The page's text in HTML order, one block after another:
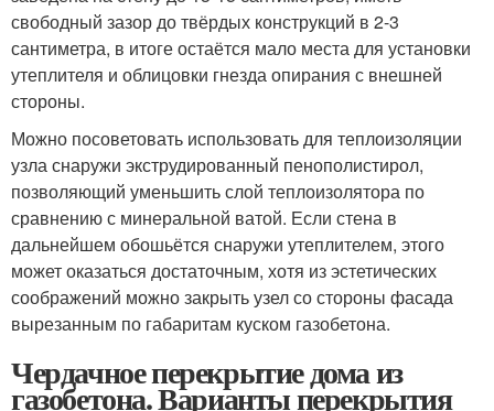
свободный зазор до твёрдых конструкций в 2-3
сантиметра, в итоге остаётся мало места для установки
утеплителя и облицовки гнезда опирания с внешней
стороны.
Можно посоветовать использовать для теплоизоляции
узла снаружи экструдированный пенополистирол,
позволяющий уменьшить слой теплоизолятора по
сравнению с минеральной ватой. Если стена в
дальнейшем обошьётся снаружи утеплителем, этого
может оказаться достаточным, хотя из эстетических
соображений можно закрыть узел со стороны фасада
вырезанным по габаритам куском газобетона.
Чердачное перекрытие дома из
газобетона. Варианты перекрытия